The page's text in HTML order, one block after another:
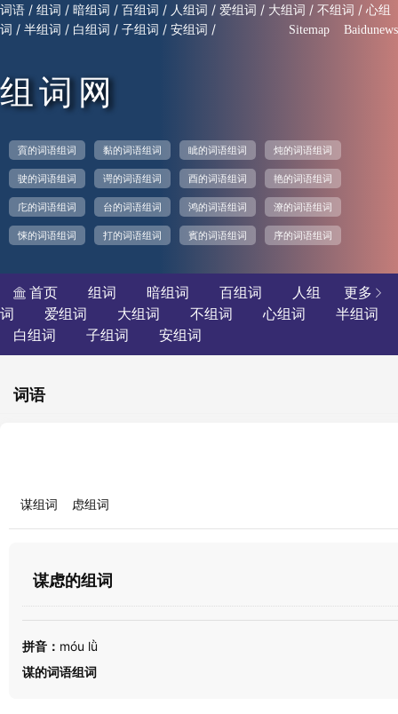
词语 / 组词 / 暗组词 / 百组词 / 人组词 / 爱组词 / 大组词 / 不组词 / 心组
词 / 半组词 / 白组词 / 子组词 / 安组词 / Sitemap Baidunews
组词网
賨的词语组词 黏的词语组词 眦的词语组词 炖的词语组词
驶的词语组词 谔的词语组词 酉的词语组词 艳的词语组词
庀的词语组词 台的词语组词 鸿的词语组词 潦的词语组词
悚的词语组词 打的词语组词 賓的词语组词 序的词语组词
更多 
 首页 组词 暗组词 百组词
人组
词
爱组词 大组词 不组词 心组词
半组词
白组词
子组词 安组词
词语
谋组词 虑组词
谋虑的组词
拼音： móu lǜ
谋的词语组词